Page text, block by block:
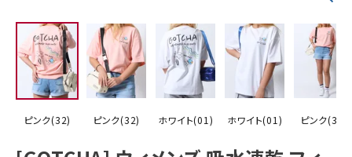
ピンク(32) ピンク(32) ホワイト(01) ホワイト(01) ピンク(32)